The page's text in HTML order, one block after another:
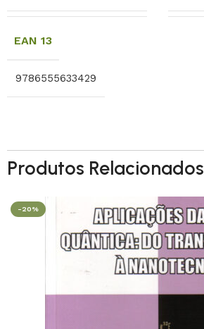
EAN 13
9786555633429
Produtos Relacionados
-20%